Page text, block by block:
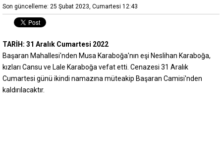
Son güncelleme: 25 Şubat 2023, Cumartesi 12:43
TARİH: 31 Aralık Cumartesi 2022
Başaran Mahallesi'nden Musa Karaboğa'nın eşi Neslihan Karaboğa,
kızları Cansu ve Lale Karaboğa vefat etti. Cenazesi 31 Aralık
Cumartesi günü ikindi namazına müteakip Başaran Camisi'nden
kaldırılacaktır.